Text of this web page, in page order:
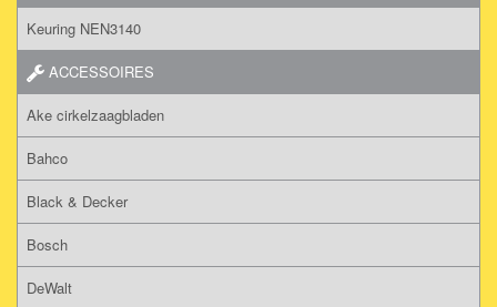
Keuring NEN3140
ACCESSOIRES
Ake cirkelzaagbladen
Bahco
Black & Decker
Bosch
DeWalt